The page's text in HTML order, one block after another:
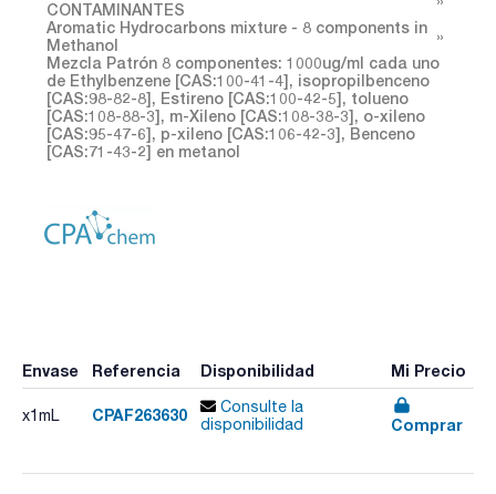
CONTAMINANTES
Aromatic Hydrocarbons mixture - 8 components in
Methanol
Mezcla Patrón 8 componentes: 1000ug/ml cada uno
de Ethylbenzene [CAS:100-41-4], isopropilbenceno
[CAS:98-82-8], Estireno [CAS:100-42-5], tolueno
[CAS:108-88-3], m-Xileno [CAS:108-38-3], o-xileno
[CAS:95-47-6], p-xileno [CAS:106-42-3], Benceno
[CAS:71-43-2] en metanol
Envase Referencia Disponibilidad Mi Precio
x1mL CPAF263630
Consulte la
disponibilidad
Comprar